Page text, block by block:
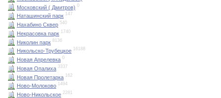
Московский ( Дмитров) 0
Наташинский парк 147
Нахабино Сквер 540
Некрасовка парк 1740
Николин парк 8136
Никольско-Трубецкое 16188
Новая Апрелевка 0
Новая Опалиха 3337
Новая Пролетарка 162
Ново-Молоково 1494
Ново-Никольское 2281